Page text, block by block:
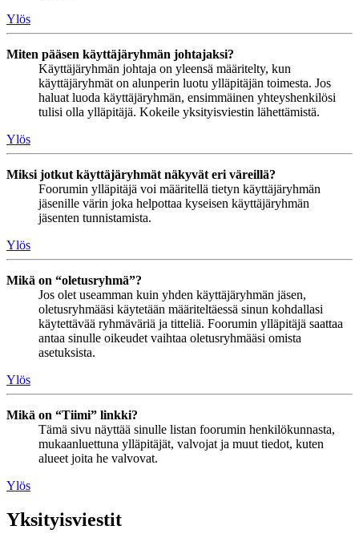
Ylös
Miten pääsen käyttäjäryhmän johtajaksi?
Käyttäjäryhmän johtaja on yleensä määritelty, kun
käyttäjäryhmät on alunperin luotu ylläpitäjän toimesta. Jos
haluat luoda käyttäjäryhmän, ensimmäinen yhteyshenkilösi
tulisi olla ylläpitäjä. Kokeile yksityisviestin lähettämistä.
Ylös
Miksi jotkut käyttäjäryhmät näkyvät eri väreillä?
Foorumin ylläpitäjä voi määritellä tietyn käyttäjäryhmän
jäsenille värin joka helpottaa kyseisen käyttäjäryhmän
jäsenten tunnistamista.
Ylös
Mikä on “oletusryhmä”?
Jos olet useamman kuin yhden käyttäjäryhmän jäsen,
oletusryhmääsi käytetään määriteltäessä sinun kohdallasi
käytettävää ryhmäväriä ja titteliä. Foorumin ylläpitäjä saattaa
antaa sinulle oikeudet vaihtaa oletusryhmääsi omista
asetuksista.
Ylös
Mikä on “Tiimi” linkki?
Tämä sivu näyttää sinulle listan foorumin henkilökunnasta,
mukaanluettuna ylläpitäjät, valvojat ja muut tiedot, kuten
alueet joita he valvovat.
Ylös
Yksityisviestit